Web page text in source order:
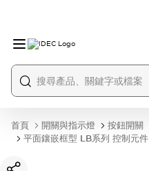
首頁 開關與指示燈 按鈕開關
平面鑲嵌框型 LB系列 控制元件